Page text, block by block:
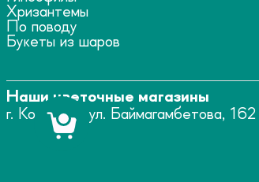
Хризантемы
По поводу
Букеты из шаров
Наши цветочные магазины
г. Костанай, ул. Баймагамбетова, 162